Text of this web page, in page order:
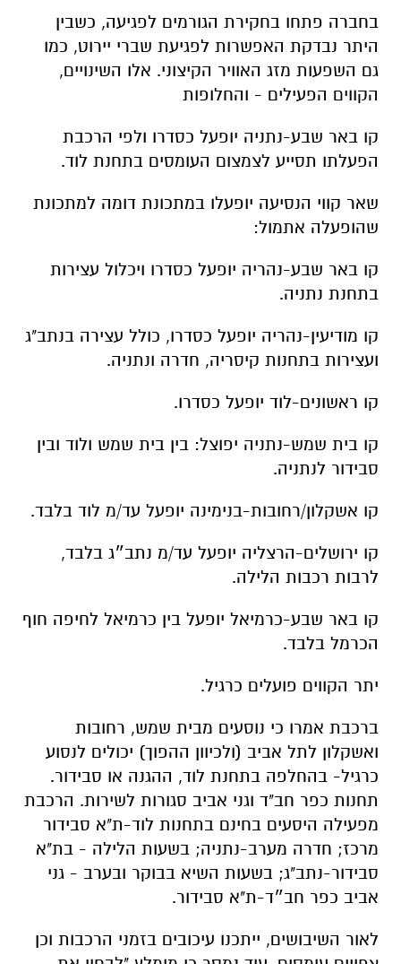
בחברה פתחו בחקירת הגורמים לפגיעה, כשבין
היתר נבדקת האפשרות לפגיעת שברי יירוט, כמו
גם השפעות מזג האוויר הקיצוני. אלו השינויים,
הקווים הפעילים - והחלופות
קו באר שבע-נתניה יופעל כסדרו ולפי הרכבת
הפעלתו תסייע לצמצום העומסים בתחנת לוד.
שאר קווי הנסיעה יופעלו במתכונת דומה למתכונת
שהופעלה אתמול:
קו באר שבע-נהריה יופעל כסדרו ויכלול עצירות
בתחנת נתניה.
קו מודיעין-נהריה יופעל כסדרו, כולל עצירה בנתב"ג
ועצירות בתחנות קיסריה, חדרה ונתניה.
קו ראשונים-לוד יופעל כסדרו.
קו בית שמש-נתניה יפוצל: בין בית שמש ולוד ובין
סבידור לנתניה.
קו אשקלון/רחובות-בנימינה יופעל עד/מ לוד בלבד.
קו ירושלים-הרצליה יופעל עד/מ נתב״ג בלבד,
לרבות רכבות הלילה.
קו באר שבע-כרמיאל יופעל בין כרמיאל לחיפה חוף
הכרמל בלבד.
יתר הקווים פועלים כרגיל.
ברכבת אמרו כי נוסעים מבית שמש, רחובות
ואשקלון לתל אביב (ולכיוון ההפוך) יכולים לנסוע
כרגיל- בהחלפה בתחנת לוד, ההגנה או סבידור.
תחנות כפר חב"ד וגני אביב סגורות לשירות. הרכבת
מפעילה היסעים בחינם בתחנות לוד-ת"א סבידור
מרכז; חדרה מערב-נתניה; בשעות הלילה - בת"א
סבידור-נתב"ג; בשעות השיא בבוקר ובערב - גני
אביב כפר חב״ד-ת"א סבידור.
לאור השיבושים, ייתכנו עיכובים בזמני הרכבות וכן